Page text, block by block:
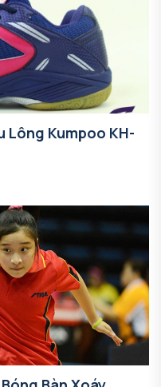
Lông Kumpoo KH-